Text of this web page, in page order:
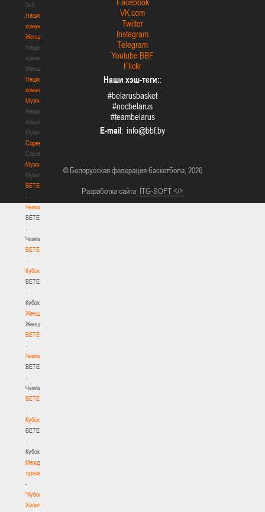
3х3
Национальная
команда.
Женщины
Национальная
команда.
Женщины
Национальная
команда.
Мужчины
Национальная
команда.
Мужчины
Соревнования
Соревнования
Мужчины
Мужчины
BETERA
-
Чемпионат
BETERA
-
Чемпионат
BETERA
-
Кубок
BETERA
-
Кубок
Женщины
Женщины
BETERA
-
Чемпионат
BETERA
-
Чемпионат
BETERA
-
Кубок
BETERA
-
Кубок
Международный
турнир
-
"Кубок
Халипского"
VK.com
Twitter
Instagram
Telegram
Youtube BBF
Flickr
Наши хэш-теги::
#belarusbasket
#nocbelarus
#teambelarus
E-mail:
© Белорусская федерация баскетбола, 2026
Разработка сайта ITG-SOFT </>